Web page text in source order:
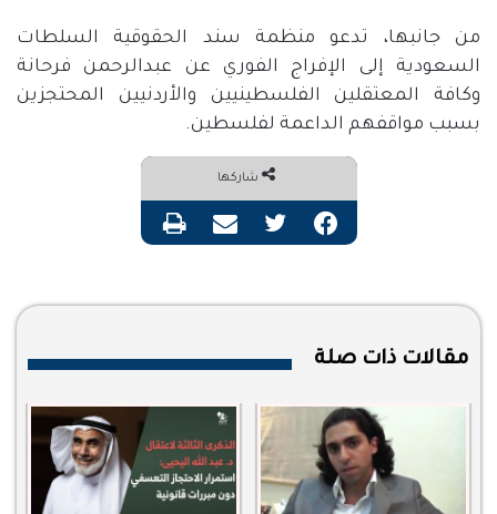
من جانبها، تدعو منظمة سند الحقوقية السلطات
السعودية إلى الإفراج الفوري عن عبدالرحمن فرحانة
وكافة المعتقلين الفلسطينيين والأردنيين المحتجزين
بسبب مواقفهم الداعمة لفلسطين.
شاركها
فيسبوك تويتر مشاركة عبر البريد طباعة
مقالات ذات صلة